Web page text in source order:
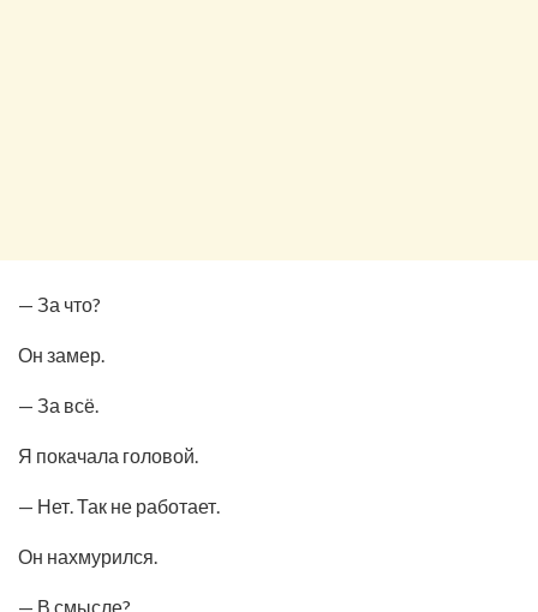
— За что?
Он замер.
— За всё.
Я покачала головой.
— Нет. Так не работает.
Он нахмурился.
— В смысле?